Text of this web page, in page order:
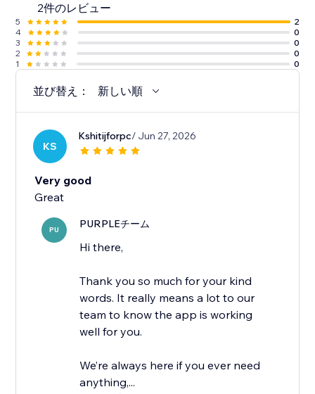
2件のレビュー
5
2
4
0
3
0
2
0
1
0
並び替え： 新しい順
KS
Kshitijforpc/ Jun 27, 2026
Very good
Great
PU PURPLEチーム
Hi there,
Thank you so much for your kind
words. It really means a lot to our
team to know the app is working
well for you.
We’re always here if you ever need
anything,...